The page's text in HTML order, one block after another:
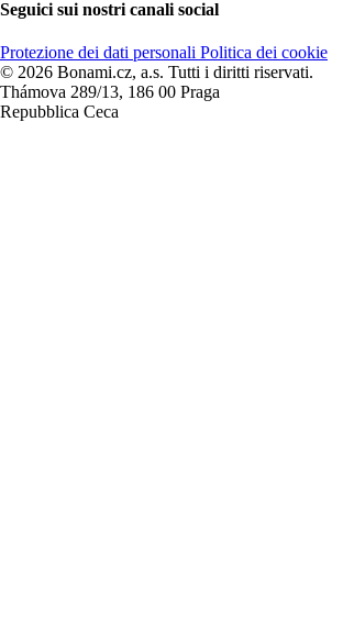
Seguici sui nostri canali social
Protezione dei dati personali Politica dei cookie
© 2026 Bonami.cz, a.s. Tutti i diritti riservati.
Thámova 289/13, 186 00 Praga
Repubblica Ceca